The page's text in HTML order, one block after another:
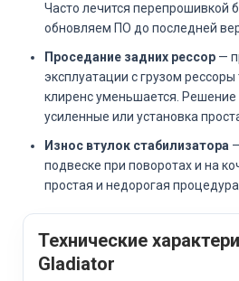
Часто лечится перепрошивкой
обновляем ПО до последней
Проседание задних рессор —
эксплуатации с грузом рессоры
клиренс уменьшается.
усиленные или установка
Износ втулок стабилизатора
подвеске при поворотах и на
простая и недорогая
Технические
Gladiator